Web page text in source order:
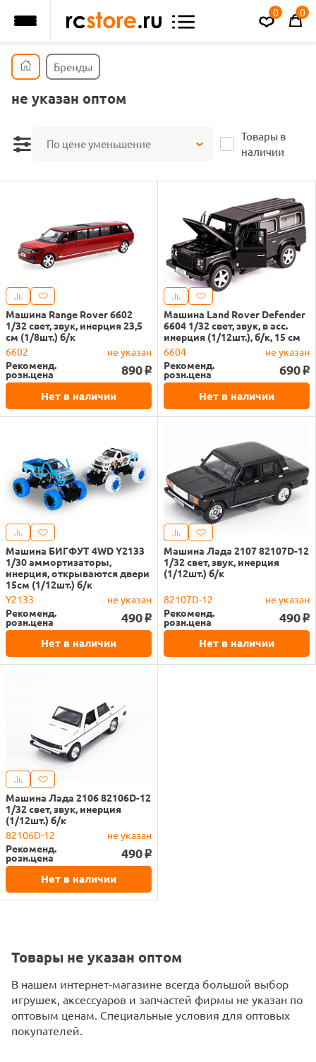
0 0
Бренды
не указан оптом
По цене уменьшение
Товары в
наличии
Машина Range Rover 6602
1/32 свет, звук, инерция 23,5
см (1/8шт.) б/к
6602
не указан
Рекоменд.
розн.цена 890 o
Нет в наличии
Машина Land Rover Defender
6604 1/32 свет, звук, в асс.
инерция (1/12шт.), б/к, 15 см
6604
не указан
Рекоменд.
розн.цена 690 o
Нет в наличии
Машина БИГФУТ 4WD Y2133
1/30 аммортизаторы,
инерция, открываются двери
15см (1/12шт.) б/к
Y2133
не указан
Рекоменд.
розн.цена 490 o
Нет в наличии
Машина Лада 2107 82107D-12
1/32 свет, звук, инерция
(1/12шт.) б/к
82107D-12
не указан
Рекоменд.
розн.цена 490 o
Нет в наличии
Машина Лада 2106 82106D-12
1/32 свет, звук, инерция
(1/12шт.) б/к
82106D-12
не указан
Рекоменд.
розн.цена 490 o
Нет в наличии
Товары не указан оптом
В нашем интернет-магазине всегда большой выбор
игрушек, аксессуаров и запчастей фирмы не указан по
оптовым ценам. Специальные условия для оптовых
покупателей.